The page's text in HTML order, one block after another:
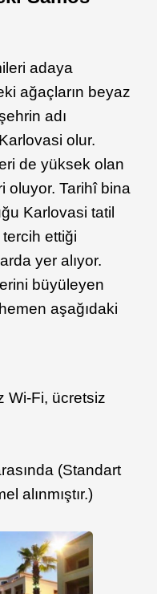
adaya
ağaçların beyaz
adı
olur.
de yüksek olan
oluyor. Tarihî bina
Karlovasi tatil
ettiği
yer alıyor.
büyüleyen
aşağıdaki
Wi-Fi, ücretsiz
(Standart
alınmıştır.)